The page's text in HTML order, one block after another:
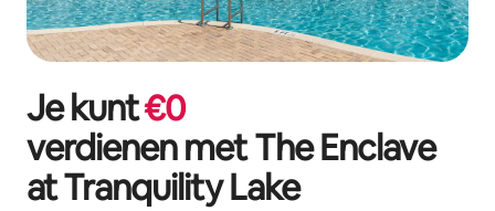
Je kunt€0
verdienen metThe Enclave
at Tranquility Lake